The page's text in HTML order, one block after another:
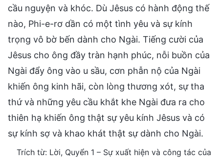
cầu nguyện và khóc. Dù Jêsus có hành động thế
nào, Phi-e-rơ dần có một tình yêu và sự kính
trọng vô bờ bến dành cho Ngài. Tiếng cười của
Jêsus cho ông đầy tràn hạnh phúc, nỗi buồn của
Ngài đẩy ông vào u sầu, cơn phẫn nộ của Ngài
khiến ông kinh hãi, còn lòng thương xót, sự tha
thứ và những yêu cầu khắt khe Ngài đưa ra cho
thiên hạ khiến ông thật sự yêu kính Jêsus và có
sự kính sợ và khao khát thật sự dành cho Ngài.
Trích từ: Lời, Quyển 1 – Sự xuất hiện và công tác của